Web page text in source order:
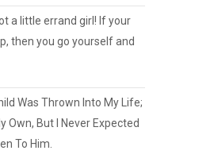
a little errand girl! If your
then you go yourself and
Was Thrown Into My Life;
Own, But I Never Expected
To Him.